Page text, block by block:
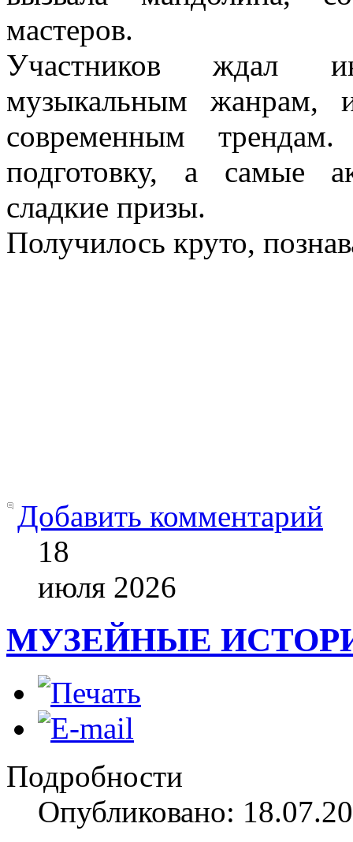
мастеров.
Участников ждал
музыкальным жанрам,
современным
подготовку, а самые
сладкие призы.
Получилось круто,
Добавить комментарий
18
июля 2026
МУЗЕЙНЫЕ
Подробности
Опубликовано: